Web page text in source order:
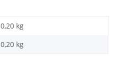
0,20 kg
0,20 kg